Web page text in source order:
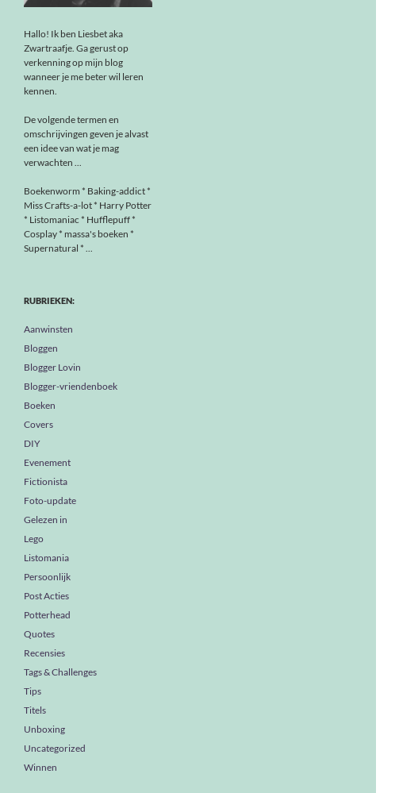
Hallo! Ik ben Liesbet aka
Zwartraafje. Ga gerust op
verkenning op mijn blog
wanneer je me beter wil leren
kennen.
De volgende termen en
omschrijvingen geven je alvast
een idee van wat je mag
verwachten ...
Boekenworm * Baking-addict *
Miss Crafts-a-lot * Harry Potter
* Listomaniac * Hufflepuff *
Cosplay * massa's boeken *
Supernatural * ...
RUBRIEKEN:
Aanwinsten
Bloggen
Blogger Lovin
Blogger-vriendenboek
Boeken
Covers
DIY
Evenement
Fictionista
Foto-update
Gelezen in
Lego
Listomania
Persoonlijk
Post Acties
Potterhead
Quotes
Recensies
Tags & Challenges
Tips
Titels
Unboxing
Uncategorized
Winnen